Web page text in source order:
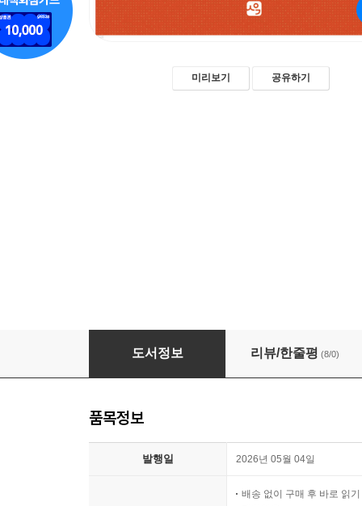
미리보기 공유하기
쇼펜하우어의 사유
도서정보 리뷰/한줄평 (8/0)
품목정보
발행일 2026년 05월 04일
배송 없이 구매 후 바로 읽기